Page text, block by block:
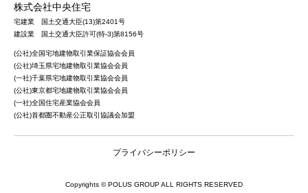
株式会社中央住宅
宅建業 国土交通大臣(13)第2401号
建設業 国土交通大臣許可(特-3)第8156号
(公社)全国宅地建物取引業保証協会会員
(公社)埼玉県宅地建物取引業協会会員
(一社)千葉県宅地建物取引業協会会員
(公社)東京都宅地建物取引業協会会員
(一社)全国住宅産業協会会員
(公社)首都圏不動産公正取引協議会加盟
プライバシーポリシー
Copyrights © POLUS GROUP ALL RIGHTS RESERVED